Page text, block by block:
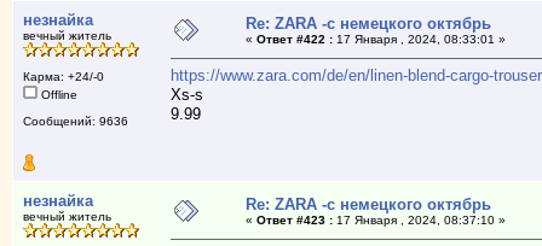
незнайка
вечный житель
Карма: +24/-0
Offline
Сообщений: 9636
Re: ZARA -с немецкого октябрь
« Ответ #422 :17 Января , 2024, 08:33:01 »
https://www.zara.com/de/en/linen-blend-cargo-
Xs-s
9.99
незнайка
вечный житель
Re: ZARA -с немецкого октябрь
« Ответ #423 :17 Января , 2024, 08:37:10 »